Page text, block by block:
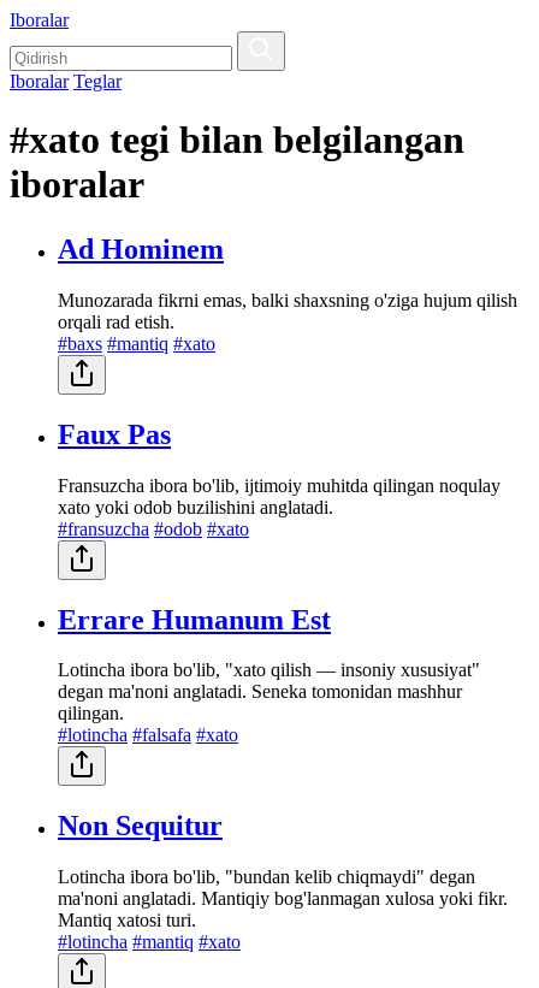
Iboralar
Iboralar Teglar
#xato tegi bilan belgilangan
iboralar
Ad Hominem
Munozarada fikrni emas, balki shaxsning o'ziga hujum qilish
orqali rad etish.
#baxs #mantiq #xato
Faux Pas
Fransuzcha ibora bo'lib, ijtimoiy muhitda qilingan noqulay
xato yoki odob buzilishini anglatadi.
#fransuzcha #odob #xato
Errare Humanum Est
Lotincha ibora bo'lib, "xato qilish — insoniy xususiyat"
degan ma'noni anglatadi. Seneka tomonidan mashhur
qilingan.
#lotincha #falsafa #xato
Non Sequitur
Lotincha ibora bo'lib, "bundan kelib chiqmaydi" degan
ma'noni anglatadi. Mantiqiy bog'lanmagan xulosa yoki fikr.
Mantiq xatosi turi.
#lotincha #mantiq #xato